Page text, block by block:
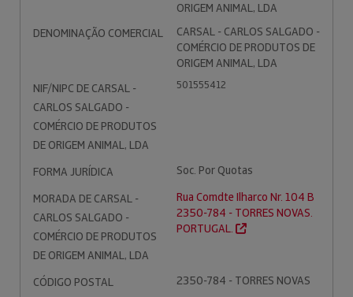
ORIGEM ANIMAL, LDA
DENOMINAÇÃO COMERCIAL
CARSAL - CARLOS SALGADO -
COMÉRCIO DE PRODUTOS DE
ORIGEM ANIMAL, LDA
NIF/NIPC DE CARSAL -
CARLOS SALGADO -
COMÉRCIO DE PRODUTOS
DE ORIGEM ANIMAL, LDA
501555412
FORMA JURÍDICA
Soc. Por Quotas
MORADA DE CARSAL -
CARLOS SALGADO -
COMÉRCIO DE PRODUTOS
DE ORIGEM ANIMAL, LDA
Rua Comdte Ilharco Nr. 104 B
2350-784 - TORRES NOVAS.
PORTUGAL.
CÓDIGO POSTAL
2350-784 - TORRES NOVAS